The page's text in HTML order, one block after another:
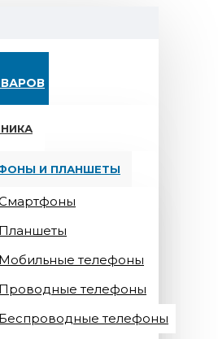
И ПЛАНШЕТЫ
Планшеты
Мобильные телефоны
Проводные телефоны
Беспроводные телефоны